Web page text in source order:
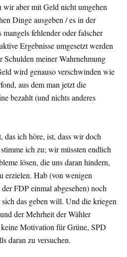
aber mit Geld nicht umgehen
Dinge ausgeben / es in der
fehlender oder falscher
Ergebnisse umgesetzt werden
Schulden meiner Wahrnehmung
wird genauso verschwinden wie
aus dem man jetzt die
bezahlt (und nichts anderes
das ich höre, ist, dass wir doch
ich zu; wir müssten endlich
lösen, die uns daran hindern,
erzielen. Hab (von wenigen
FDP einmal abgesehen) noch
sich das geben will. Und die kriegen
der Mehrheit der Wähler
Motivation für Grüne, SPD
daran zu versuchen.